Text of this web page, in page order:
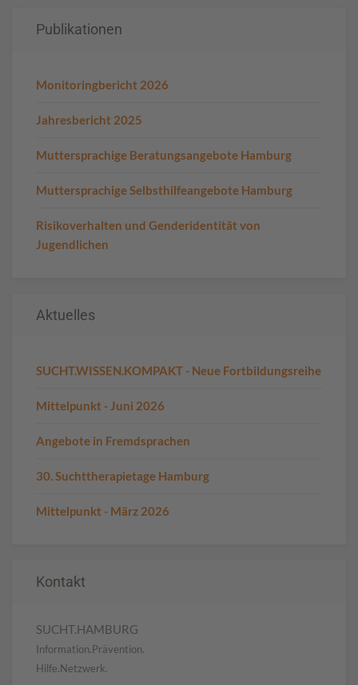
Publikationen
Monitoringbericht 2026
Jahresbericht 2025
Muttersprachige Beratungsangebote Hamburg
Muttersprachige Selbsthilfeangebote Hamburg
Risikoverhalten und Genderidentität von
Jugendlichen
Aktuelles
SUCHT.WISSEN.KOMPAKT - Neue Fortbildungsreihe
Mittelpunkt - Juni 2026
Angebote in Fremdsprachen
30. Suchttherapietage Hamburg
Mittelpunkt - März 2026
Kontakt
SUCHT.HAMBURG
Information.Prävention.
Hilfe.Netzwerk.